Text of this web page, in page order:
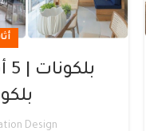
Design